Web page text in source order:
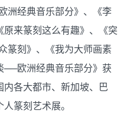
洲经典音乐部分》、《李
来篆刻这么有趣》、《突
篆刻》、《我为大师画素
──欧洲经典音乐部分》获
各大都市、新加坡、巴
篆刻艺术展。